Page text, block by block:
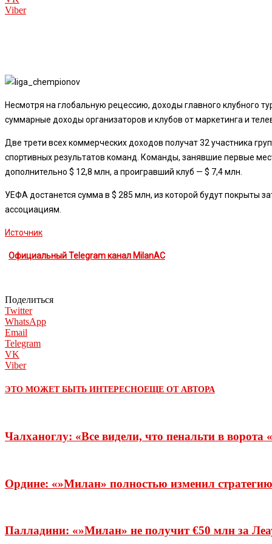
Viber
Несмотря на глобальную рецессию, доходы главного клубного
суммарные доходы организаторов и клубов от маркетинга и
Две трети всех коммерческих доходов получат 32 участника
спортивных результатов команд. Команды, занявшие первые
дополнительно $ 12,8 млн, а проигравший клуб — $ 7,4 млн.
УЕФА достанется сумма в $ 285 млн, из которой будут покрыты
ассоциациям.
Источник
Официальный Telegram канал MilanAC
Поделиться
Twitter
WhatsApp
Email
Telegram
VK
Viber
ЭТО МОЖЕТ БЫТЬ ИНТЕРЕСНОЕЩЕ ОТ АВТОРА
Чалханоглу: «Все видели, что пенальти в ворота
Ордине: «»Милан» полностью изменил
Палладини: «»Милан» не получит €50 млн за